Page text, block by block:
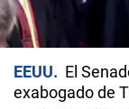
EEUU
El
exabogado de